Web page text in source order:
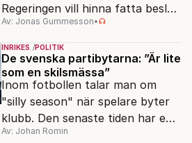
Regeringen vill hinna fatta beslut
före valet – men oppositionen
ser sin chans att pressa
Tidösidan.
Av: Jonas Gummesson•
INRIKES POLITIK
De svenska partibytarna: ”Är lite
som en skilsmässa”
Inom fotbollen talar man om
"silly season" när spelare byter
klubb. Den senaste tiden har en
rad svenska politiker bytt parti –
Av: Johan Romin